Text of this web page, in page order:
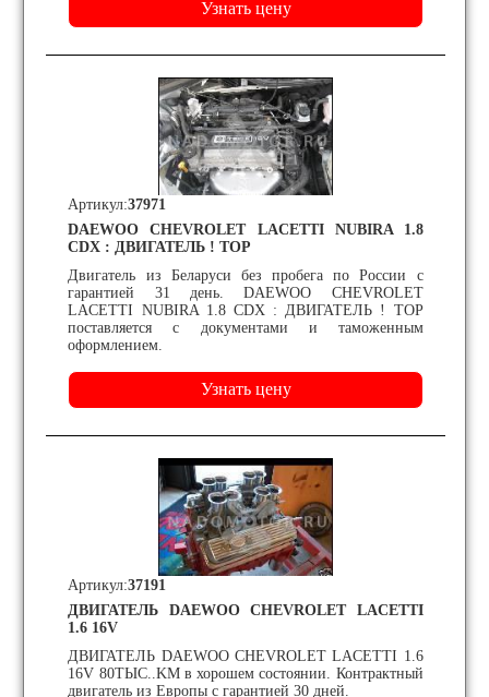
DAEWOO CHEVROLET LACETTI NUBIRA 1.8
CDX : ДВИГАТЕЛЬ ! TOP
Двигатель из Беларуси без пробега по России с
гарантией 31 день. DAEWOO CHEVROLET
LACETTI NUBIRA 1.8 CDX : ДВИГАТЕЛЬ ! TOP
поставляется с документами и таможенным
оформлением.
Артикул:37971
ДВИГАТЕЛЬ DAEWOO CHEVROLET LACETTI
1.6 16V
ДВИГАТЕЛЬ DAEWOO CHEVROLET LACETTI 1.6
16V 80ТЫС..KM в хорошем состоянии. Контрактный
двигатель из Европы с гарантией 30 дней.
Артикул:37191